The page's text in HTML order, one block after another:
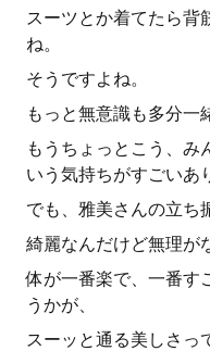
スーツとか着てたら背
ね。
そうですよね。
もっと無意識も多分一
もうちょっとこう、み
いう気持ちがすごいあ
でも、雅美さんの立ち
綺麗なんだけど無理が
体が一番楽で、一番す
うかが、
スーッと通る美しさっ